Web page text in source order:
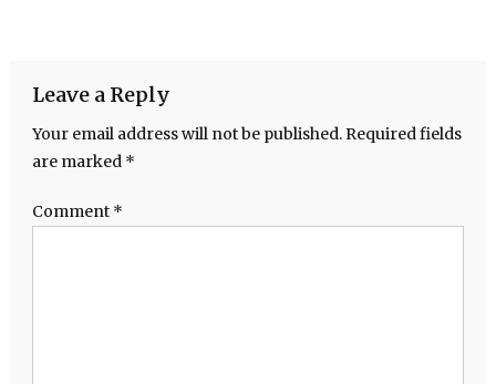
Leave a Reply
Your email address will not be published. Required fields
are marked *
Comment *